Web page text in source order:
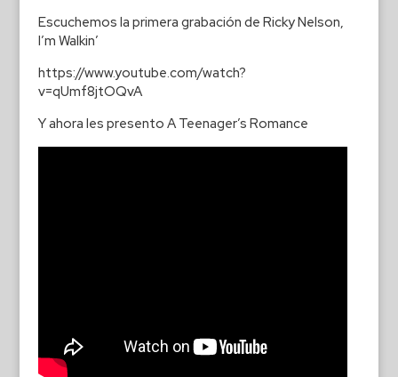
Escuchemos la primera grabación de Ricky Nelson,
I’m Walkin’
https://www.youtube.com/watch?
v=qUmf8jtOQvA
Y ahora les presento A Teenager’s Romance